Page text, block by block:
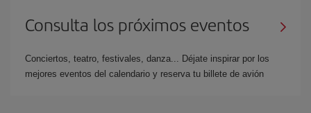
Consulta los próximos eventos
Conciertos, teatro, festivales, danza... Déjate inspirar por los
mejores eventos del calendario y reserva tu billete de avión